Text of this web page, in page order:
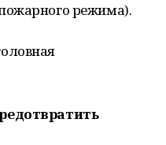
режима).